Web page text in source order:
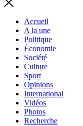
Accueil
A la une
Politique
Économie
Société
Culture
Sport
Opinions
International
Vidéos
Photos
Recherche